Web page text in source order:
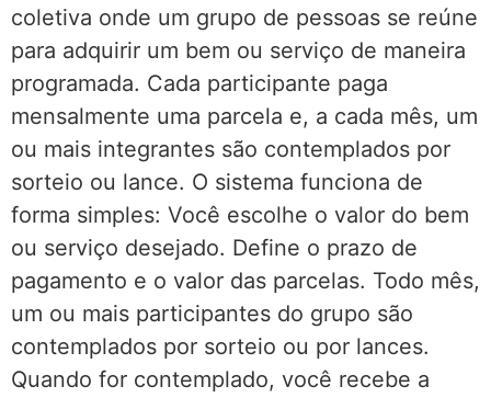
coletiva onde um grupo de pessoas se reúne
para adquirir um bem ou serviço de maneira
programada. Cada participante paga
mensalmente uma parcela e, a cada mês, um
ou mais integrantes são contemplados por
sorteio ou lance. O sistema funciona de
forma simples: Você escolhe o valor do bem
ou serviço desejado. Define o prazo de
pagamento e o valor das parcelas. Todo mês,
um ou mais participantes do grupo são
contemplados por sorteio ou por lances.
Quando for contemplado, você recebe a